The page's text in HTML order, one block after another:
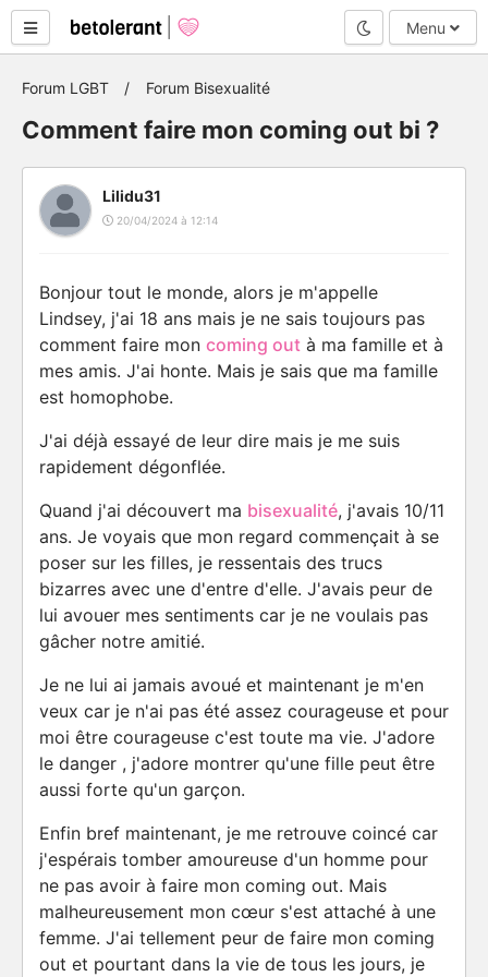
Mode nuit
Menu
Forum LGBT Forum Bisexualité
Comment faire mon coming out bi ?
Lilidu31
20/04/2024 à 12:14
Bonjour tout le monde, alors je m'appelle
Lindsey, j'ai 18 ans mais je ne sais toujours pas
comment faire mon coming out à ma famille et à
mes amis. J'ai honte. Mais je sais que ma famille
est homophobe.
J'ai déjà essayé de leur dire mais je me suis
rapidement dégonflée.
Quand j'ai découvert ma bisexualité, j'avais 10/11
ans. Je voyais que mon regard commençait à se
poser sur les filles, je ressentais des trucs
bizarres avec une d'entre d'elle. J'avais peur de
lui avouer mes sentiments car je ne voulais pas
gâcher notre amitié.
Je ne lui ai jamais avoué et maintenant je m'en
veux car je n'ai pas été assez courageuse et pour
moi être courageuse c'est toute ma vie. J'adore
le danger , j'adore montrer qu'une fille peut être
aussi forte qu'un garçon.
Enfin bref maintenant, je me retrouve coincé car
j'espérais tomber amoureuse d'un homme pour
ne pas avoir à faire mon coming out. Mais
malheureusement mon cœur s'est attaché à une
femme. J'ai tellement peur de faire mon coming
out et pourtant dans la vie de tous les jours, je